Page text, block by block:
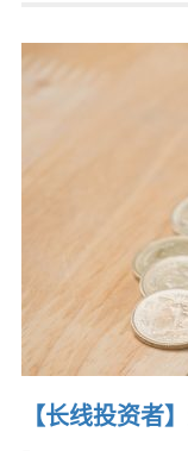
【长线投资者